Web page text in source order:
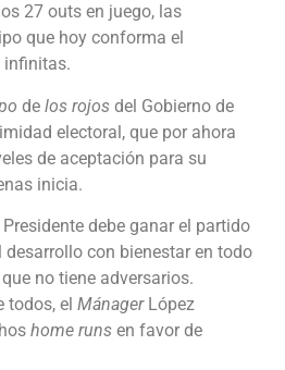
27 outs en juego, las
que hoy conforma el
infinitas.
de los rojos del Gobierno de
electoral, que por ahora
de aceptación para su
inicia.
Presidente debe ganar el partido
con bienestar en todo
no tiene adversarios.
todos, el Mánager López
home runs en favor de